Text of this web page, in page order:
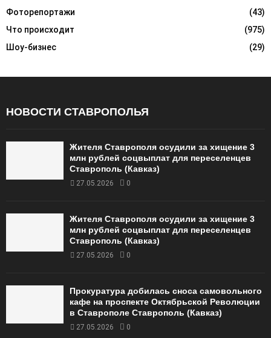
Фоторепортажи
(43)
Что происходит
(975)
Шоу-бизнес
(29)
НОВОСТИ СТАВРОПОЛЬЯ
Жителя Ставрополя осудили за хищение 3
млн рублей соцвыплат для переселенцев
Ставрополь (Кавказ)
27.05.2026 0
Жителя Ставрополя осудили за хищение 3
млн рублей соцвыплат для переселенцев
Ставрополь (Кавказ)
27.05.2026 0
Прокуратура добилась сноса самовольного
кафе на проспекте Октябрьской Революции
в Ставрополе Ставрополь (Кавказ)
27.05.2026 0